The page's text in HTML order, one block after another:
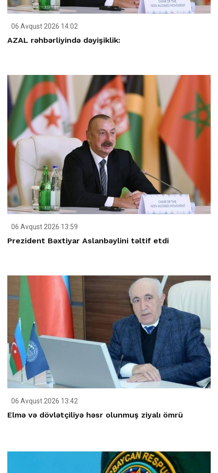
06 Avqust 2026 14:02
AZAL rəhbərliyində dəyişiklik:
06 Avqust 2026 13:59
Prezident Bəxtiyar Aslanbəylini təltif etdi
06 Avqust 2026 13:42
Elmə və dövlətçiliyə həsr olunmuş ziyalı ömrü